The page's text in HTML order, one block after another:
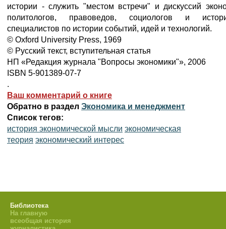
истории - служить "местом встречи" и дискуссий
политологов, правоведов, социологов и
специалистов по истории событий, идей и технологий.
© Oxford University Press, 1969
© Русский текст, вступительная статья
НП «Редакция журнала "Вопросы экономики"», 2006
ISBN 5-901389-07-7
.
Ваш комментарий о книге
Обратно в раздел Экономика и менеджмент
Список тегов:
история экономической мысли экономическая
теория экономический интерес
Библиотека
На главную
всеобщая история